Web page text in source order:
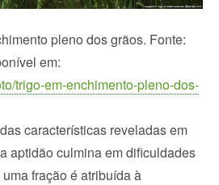
pleno dos grãos. Fonte:
trigo-em-enchimento-pleno-dos-
características reveladas em
aptidão culmina em dificuldades
fração é atribuída à